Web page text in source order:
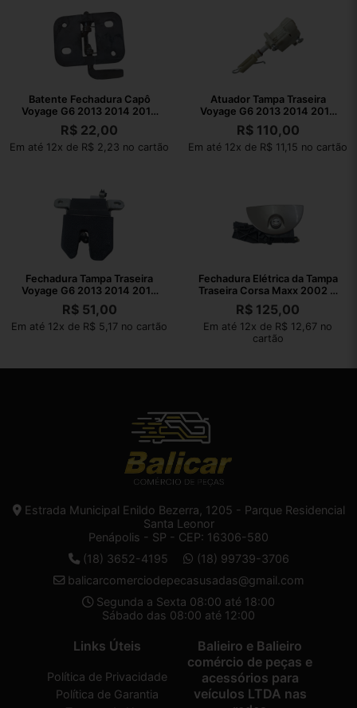
Batente Fechadura Capô
Voyage G6 2013 2014 2015
2016
R$ 22,00
Em até 12x de R$ 2,23 no cartão
Atuador Tampa Traseira
Voyage G6 2013 2014 2015
2016
R$110,00
Em até 12x de R$ 11,15 no cartão
Fechadura Tampa Traseira
Voyage G6 2013 2014 2015
2016
R$51,00
Em até 12x de R$ 5,17 no cartão
Fechadura Elétrica da Tampa
Traseira Corsa Maxx 2002 A
2012
R$ 125,00
Em até 12x de R$ 12,67 no
cartão
Estrada Municipal Enildo Bezerra, 1205 - Parque Residencial
Santa Leonor
Penápolis - SP - CEP: 16306-580
(18) 3652-4195
(18) 99739-3706
balicarcomerciodepecasusadas@gmail.com
Segunda a Sexta 08:00 até 18:00
Sábado das 08:00 até 12:00
Links Úteis
Política de Privacidade
Política de Garantia
Balieiro e Balieiro
comércio de peças e
acessórios para
veículos LTDA nas